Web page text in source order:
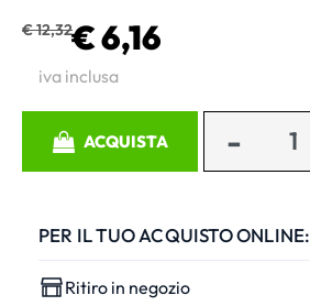
€ 12,32€ 6,16
iva inclusa
ACQUISTA
PER IL TUO ACQUISTO ONLINE:
Ritiro in negozio